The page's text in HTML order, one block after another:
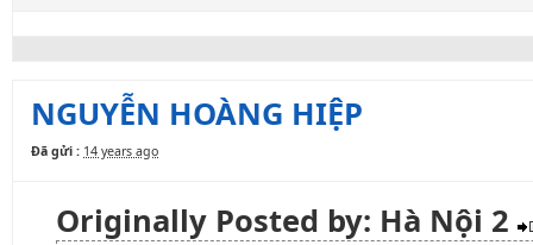
NGUYỄN HOÀNG HIỆP
Đã gửi : 14 years ago
Originally Posted by: Hà Nội 2